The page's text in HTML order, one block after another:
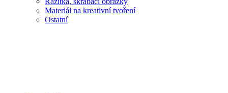
Materiál na kreativní tvoření
Ostatní